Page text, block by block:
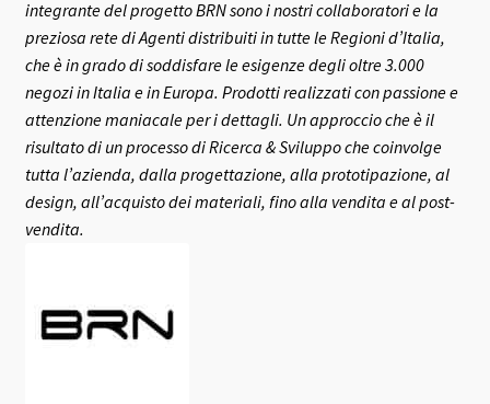
integrante del progetto BRN sono i nostri collaboratori e la
preziosa rete di Agenti distribuiti in tutte le Regioni d’Italia,
che è in grado di soddisfare le esigenze degli oltre 3.000
negozi in Italia e in Europa. Prodotti realizzati con passione e
attenzione maniacale per i dettagli. Un approccio che è il
risultato di un processo di Ricerca & Sviluppo che coinvolge
tutta l’azienda, dalla progettazione, alla prototipazione, al
design, all’acquisto dei materiali, fino alla vendita e al post-
vendita.